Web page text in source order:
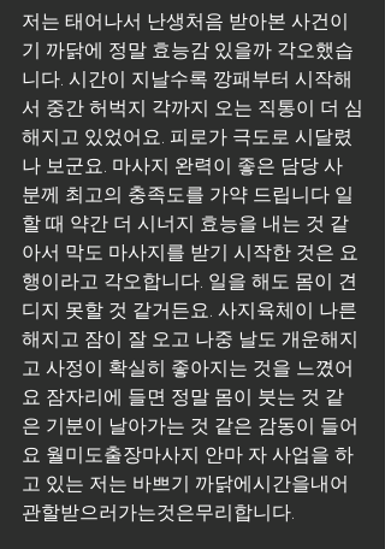
저는 태어나서 난생처음 받아본 사건이
기 까닭에 정말 효능감 있을까 각오했습
니다. 시간이 지날수록 깡패부터 시작해
서 중간 허벅지 각까지 오는 직통이 더 심
해지고 있었어요. 피로가 극도로 시달렸
나 보군요. 마사지 완력이 좋은 담당 사
분께 최고의 충족도를 가약 드립니다 일
할 때 약간 더 시너지 효능을 내는 것 같
아서 막도 마사지를 받기 시작한 것은 요
행이라고 각오합니다. 일을 해도 몸이 견
디지 못할 것 같거든요. 사지육체이 나른
해지고 잠이 잘 오고 나중 날도 개운해지
고 사정이 확실히 좋아지는 것을 느꼈어
요 잠자리에 들면 정말 몸이 붓는 것 같
은 기분이 날아가는 것 같은 감동이 들어
요 월미도출장마사지 안마 자 사업을 하
고 있는 저는 바쁘기 까닭에시간을내어
관할받으러가는것은무리합니다.